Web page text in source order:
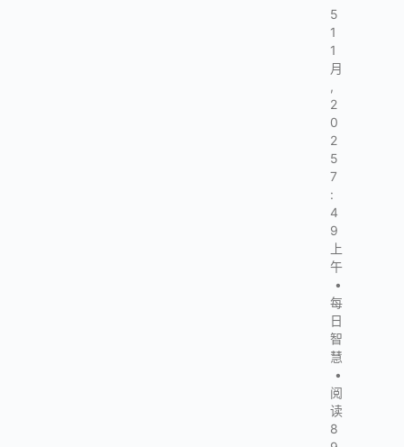
5
1
1
月
,
2
0
2
5
7
:
4
9
上
午
•
每
日
智
慧
•
阅
读
8